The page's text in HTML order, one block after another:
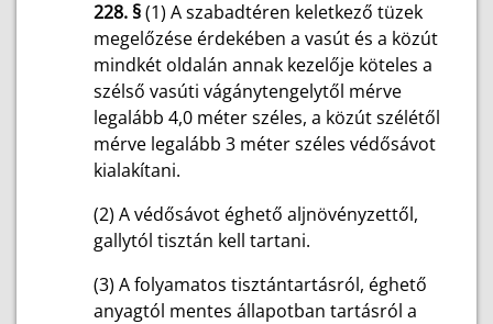
228. §(1) A szabadtéren keletkező tüzek
megelőzése érdekében a vasút és a közút
mindkét oldalán annak kezelője köteles a
szélső vasúti vágánytengelytől mérve
legalább 4,0 méter széles, a közút szélétől
mérve legalább 3 méter széles védősávot
kialakítani.
(2) A védősávot éghető aljnövényzettől,
gallytól tisztán kell tartani.
(3) A folyamatos tisztántartásról, éghető
anyagtól mentes állapotban tartásról a